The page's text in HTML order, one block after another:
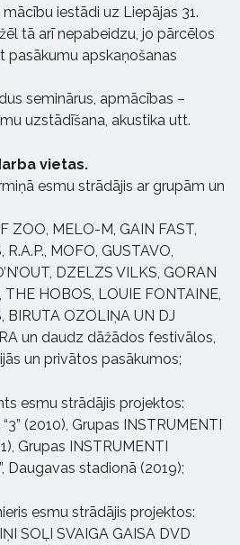
iestādi uz Liepājas 31.
tā arī nepabeidzu, jo pārcēlos
pasākumu apskaņošanas
seminārus, apmācības –
uzstādīšana, akustika utt.
vietas.
esmu strādājis ar grupām un
ZOO, MELO-M, GAIN FAST,
MOFO, GUSTAVO,
DZELZS VILKS, GORAN
THE HOBOS, LOUIE FONTAINE,
BIRUTA OZOLIŅA UN DJ
un daudz dāžādos festivālos,
un privātos pasākumos;
esmu strādājis projektos:
(2010), Grupas INSTRUMENTI
Grupas INSTRUMENTI
Daugavas stadionā (2019);
esmu strādājis projektos:
SOĻI SVAIGA GAISA DVD